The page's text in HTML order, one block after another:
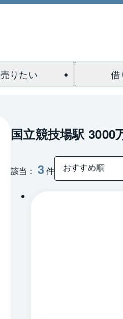
売りたい 借
国立競技場駅 3000
該当： 3件